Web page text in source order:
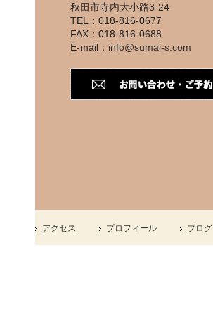
秋田市寺内大小路3-24
TEL：018-816-0677
FAX：018-816-0688
E-mail： info@sumai-s.com
アクセス プロフィール ブログ